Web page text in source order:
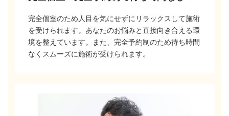
完全個室のため人目を気にせずにリラックスして施術
を受けられます。あなたのお悩みと直接向き合える環
境を整えています。また、完全予約制のため待ち時間
なくスムーズに施術が受けられます。